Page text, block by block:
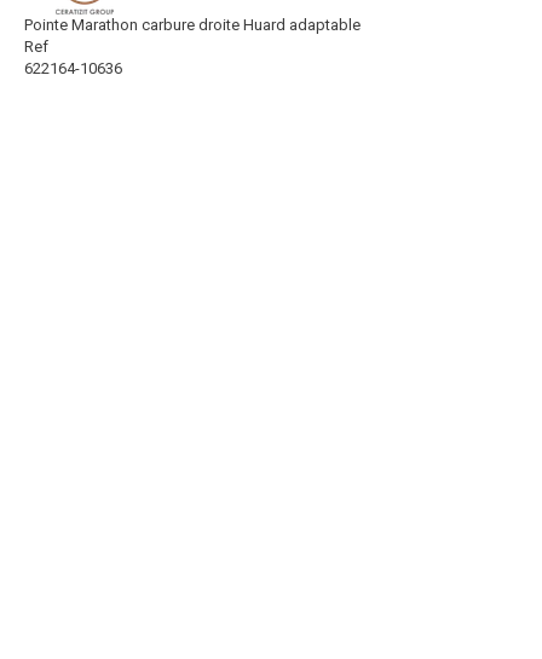
Pointe Marathon carbure droite Huard adaptable
Ref
622164-10636